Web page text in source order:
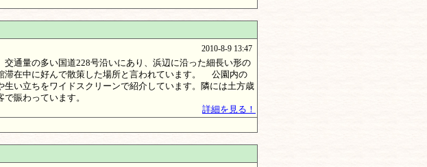
2010-8-9 13:47
通量の多い国道228号沿いにあり、浜辺に沿った細長い形の
滞在中に好んで散策した場所と言われています。 公園内の
生い立ちをワイドスクリーンで紹介しています。隣には土方歳
賑わっています。
詳細を見る！